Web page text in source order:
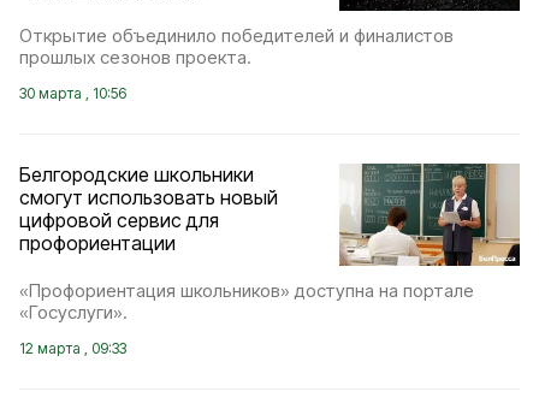
Открытие объединило победителей и финалистов
прошлых сезонов проекта.
30 марта , 10:56
Белгородские школьники
смогут использовать новый
цифровой сервис для
профориентации
«Профориентация школьников» доступна на портале
«Госуслуги».
12 марта , 09:33